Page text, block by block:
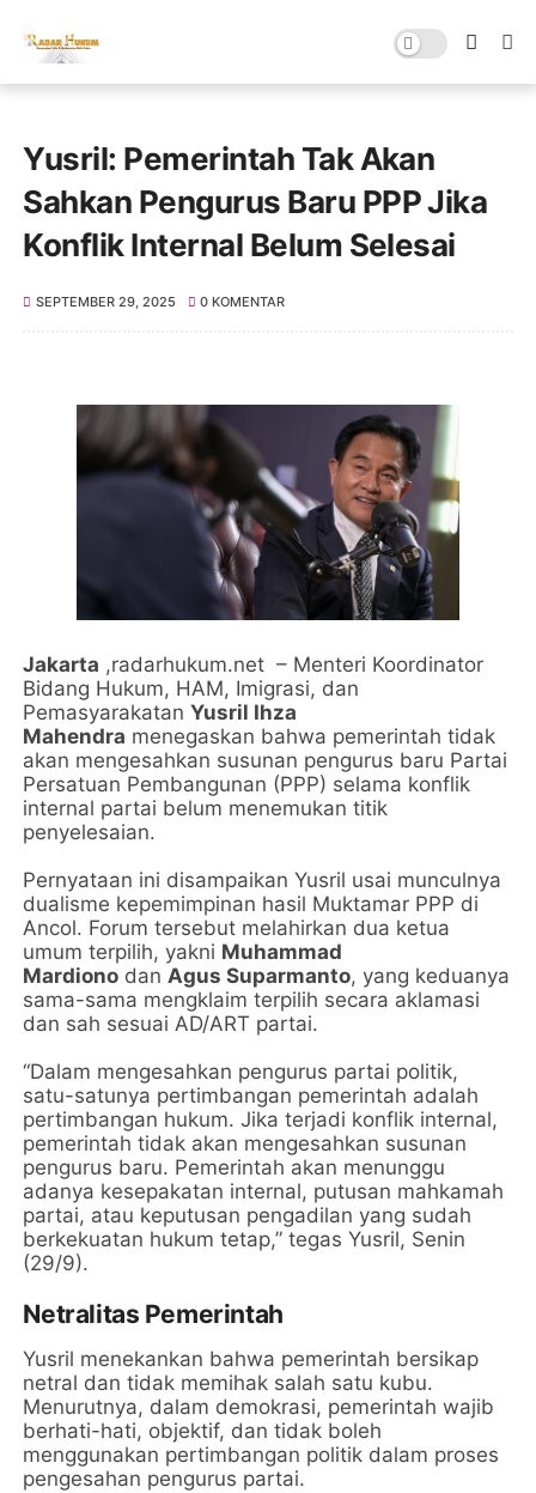
Yusril: Pemerintah Tak Akan
Sahkan Pengurus Baru PPP Jika
Konflik Internal Belum Selesai
SEPTEMBER 29, 2025 0 KOMENTAR
Jakarta ,radarhukum.net – Menteri Koordinator
Bidang Hukum, HAM, Imigrasi, dan
PemasyarakatanYusril Ihza
Mahendra menegaskan bahwa pemerintah tidak
akan mengesahkan susunan pengurus baru Partai
Persatuan Pembangunan (PPP) selama konflik
internal partai belum menemukan titik
penyelesaian.
Pernyataan ini disampaikan Yusril usai munculnya
dualisme kepemimpinan hasil Muktamar PPP di
Ancol. Forum tersebut melahirkan dua ketua
umum terpilih, yakni Muhammad
Mardiono danAgus Suparmanto, yang keduanya
sama-sama mengklaim terpilih secara aklamasi
dan sah sesuai AD/ART partai.
“Dalam mengesahkan pengurus partai politik,
satu-satunya pertimbangan pemerintah adalah
pertimbangan hukum. Jika terjadi konflik internal,
pemerintah tidak akan mengesahkan susunan
pengurus baru. Pemerintah akan menunggu
adanya kesepakatan internal, putusan mahkamah
partai, atau keputusan pengadilan yang sudah
berkekuatan hukum tetap,” tegas Yusril, Senin
(29/9).
Netralitas Pemerintah
Yusril menekankan bahwa pemerintah bersikap
netral dan tidak memihak salah satu kubu.
Menurutnya, dalam demokrasi, pemerintah wajib
berhati-hati, objektif, dan tidak boleh
menggunakan pertimbangan politik dalam proses
pengesahan pengurus partai.